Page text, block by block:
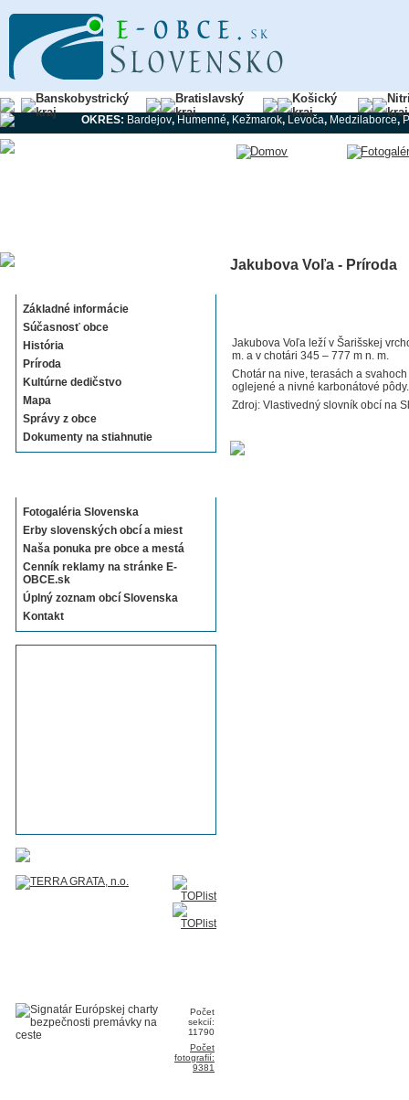
Banskobystrický
kraj
Bratislavský
kraj
Košický
kraj
kraj
OKRES: Bardejov,Humenné, Kežmarok, Levoča, Medzilaborce,
Základné informácie
Súčasnosť obce
História
Príroda
Kultúrne dedičstvo
Mapa
Správy z obce
Dokumenty na stiahnutie
Fotogaléria Slovenska
Erby slovenských obcí a miest
Naša ponuka pre obce a mestá
Cenník reklamy na stránke E-
OBCE.sk
Úplný zoznam obcí Slovenska
Kontakt
Počet
sekcií:
11790
Počet
fotografií:
9381
Jakubova Voľa - Príroda
Jakubova Voľa leží v Šarišskej
m. a v chotári 345 – 777 m n. m.
Chotár na nive, terasách a
oglejené a nivné karbonátové
Zdroj: Vlastivedný slovník obcí na